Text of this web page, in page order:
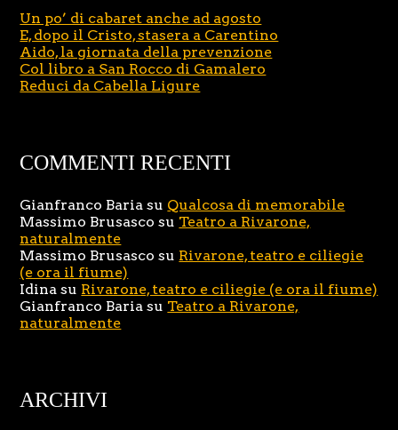
Un po’ di cabaret anche ad agosto
E, dopo il Cristo, stasera a Carentino
Aido, la giornata della prevenzione
Col libro a San Rocco di Gamalero
Reduci da Cabella Ligure
COMMENTI RECENTI
Gianfranco Baria su Qualcosa di memorabile
Massimo Brusasco su Teatro a Rivarone,
naturalmente
Massimo Brusasco su Rivarone, teatro e ciliegie
(e ora il fiume)
Idina su Rivarone, teatro e ciliegie (e ora il fiume)
Gianfranco Baria su Teatro a Rivarone,
naturalmente
ARCHIVI